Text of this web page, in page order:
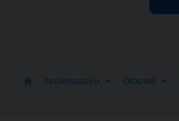
Arcivescovo Diocesi